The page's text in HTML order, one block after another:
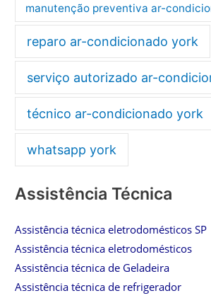
manutenção preventiva ar-
reparo ar-condicionado york
serviço autorizado ar-
técnico ar-condicionado york
whatsapp york
Assistência Técnica
Assistência técnica eletrodomésticos SP
Assistência técnica eletrodomésticos
Assistência técnica de Geladeira
Assistência técnica de refrigerador